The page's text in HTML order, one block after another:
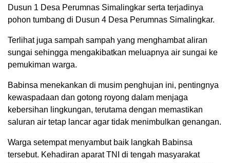
Dusun 1 Desa Perumnas Simalingkar serta terjadinya
pohon tumbang di Dusun 4 Desa Perumnas Simalingkar.
Terlihat juga sampah sampah yang menghambat aliran
sungai sehingga mengakibatkan meluapnya air sungai ke
pemukiman warga.
Babinsa menekankan di musim penghujan ini, pentingnya
kewaspadaan dan gotong royong dalam menjaga
kebersihan lingkungan, terutama dengan memastikan
saluran air tetap lancar agar tidak menimbulkan genangan.
Warga setempat menyambut baik langkah Babinsa
tersebut. Kehadiran aparat TNI di tengah masyarakat